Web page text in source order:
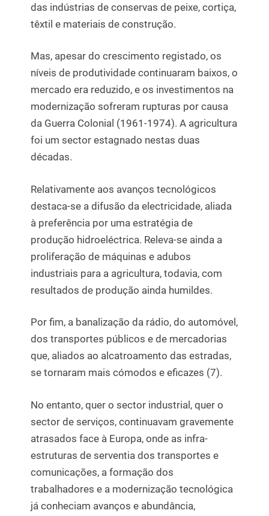
das indústrias de conservas de peixe, cortiça,
têxtil e materiais de construção.
Mas, apesar do crescimento registado, os
níveis de produtividade continuaram baixos, o
mercado era reduzido, e os investimentos na
modernização sofreram rupturas por causa
da Guerra Colonial (1961-1974). A agricultura
foi um sector estagnado nestas duas
décadas.
Relativamente aos avanços tecnológicos
destaca-se a difusão da electricidade, aliada
à preferência por uma estratégia de
produção hidroeléctrica. Releva-se ainda a
proliferação de máquinas e adubos
industriais para a agricultura, todavia, com
resultados de produção ainda humildes.
Por fim, a banalização da rádio, do automóvel,
dos transportes públicos e de mercadorias
que, aliados ao alcatroamento das estradas,
se tornaram mais cómodos e eficazes (7).
No entanto, quer o sector industrial, quer o
sector de serviços, continuavam gravemente
atrasados face à Europa, onde as infra-
estruturas de serventia dos transportes e
comunicações, a formação dos
trabalhadores e a modernização tecnológica
já conheciam avanços e abundância,